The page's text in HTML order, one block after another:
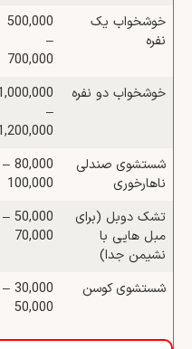
خوشخواب یک‌
نفره
500,000
–
700,000
خوشخواب دو‌ نفره
1,000,000
–
1,200,000
شستشوی صندلی
ناهارخوری
80,000 –
100,000
تشک دوبل (برای
مبل‌ هایی با
نشیمن جدا)
50,000 –
70,000
شستشوی کوسن
30,000 –
50,000